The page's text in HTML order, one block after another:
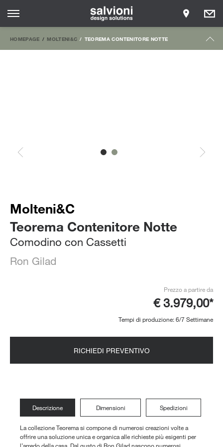
HOMEPAGE MOLTENI&C TEOREMA CONTENITORE NOTTE
Molteni&C
Teorema Contenitore Notte
Comodino con Cassetti
Ron Gilad
Prezzo a partire da
€ 3.979,00*
Tempi di produzione: 6/7 Settimane
RICHIEDI PREVENTIVO
Descrizione Dimensioni Spedizioni
La collezione Teorema si compone di numerosi creazioni volte a
offrire una soluzione unica e organica alle richieste più esigenti per